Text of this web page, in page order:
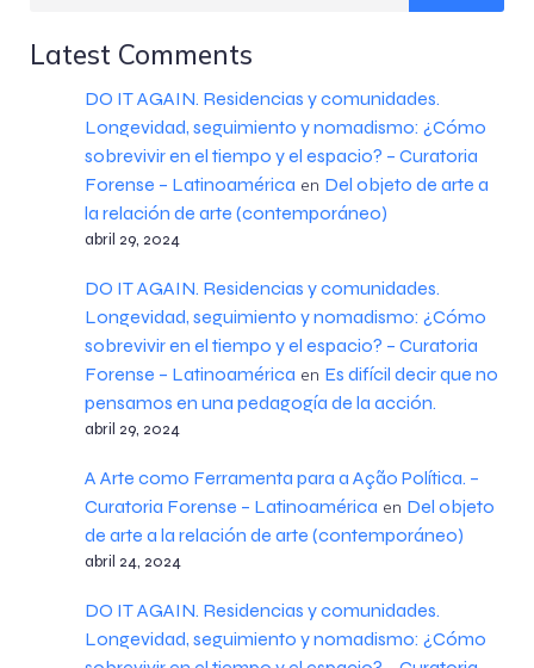
Latest Comments
DO IT AGAIN. Residencias y comunidades.
Longevidad, seguimiento y nomadismo: ¿Cómo
sobrevivir en el tiempo y el espacio? – Curatoria
Forense – Latinoamérica en Del objeto de arte a
la relación de arte (contemporáneo)
abril 29, 2024
DO IT AGAIN. Residencias y comunidades.
Longevidad, seguimiento y nomadismo: ¿Cómo
sobrevivir en el tiempo y el espacio? – Curatoria
Forense – Latinoamérica en Es difícil decir que no
pensamos en una pedagogía de la acción.
abril 29, 2024
A Arte como Ferramenta para a Ação Política. –
Curatoria Forense – Latinoamérica en Del objeto
de arte a la relación de arte (contemporáneo)
abril 24, 2024
DO IT AGAIN. Residencias y comunidades.
Longevidad, seguimiento y nomadismo: ¿Cómo